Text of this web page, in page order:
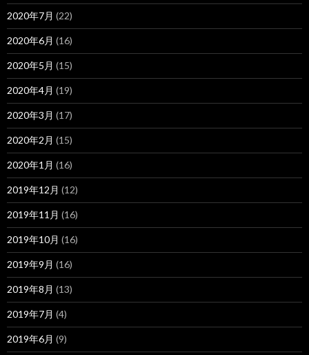
2020年7月 (22)
2020年6月 (16)
2020年5月 (15)
2020年4月 (19)
2020年3月 (17)
2020年2月 (15)
2020年1月 (16)
2019年12月 (12)
2019年11月 (16)
2019年10月 (16)
2019年9月 (16)
2019年8月 (13)
2019年7月 (4)
2019年6月 (9)